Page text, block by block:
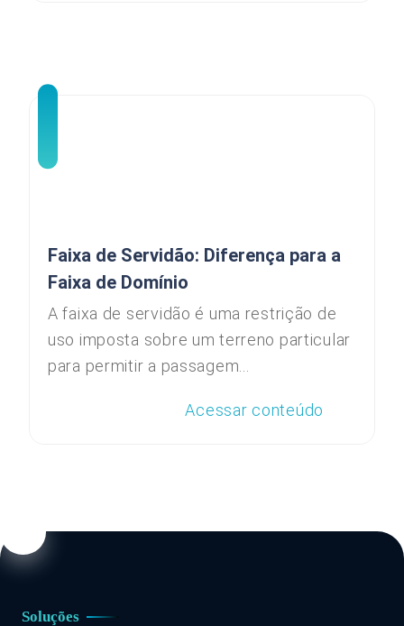
Faixa de Servidão: Diferença para a
Faixa de Domínio
A faixa de servidão é uma restrição de
uso imposta sobre um terreno particular
para permitir a passagem...
Acessar conteúdo
Soluções